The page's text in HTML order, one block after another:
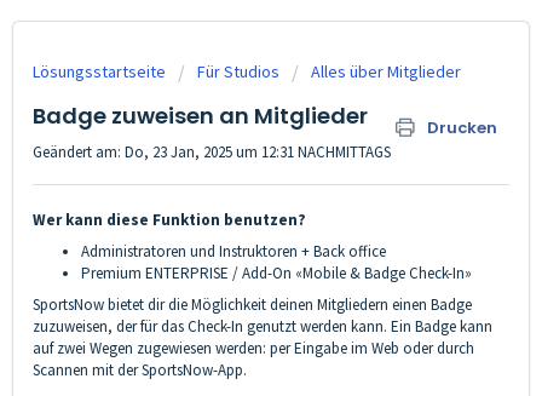
Lösungsstartseite Für Studios Alles über Mitglieder
Badge zuweisen an Mitglieder Drucken
Geändert am: Do, 23 Jan, 2025 um 12:31 NACHMITTAGS
Wer kann diese Funktion benutzen?
Administratoren und Instruktoren + Back office
Premium ENTERPRISE / Add-On «Mobile & Badge Check-In»
SportsNow bietet dir die Möglichkeit deinen Mitgliedern einen Badge
zuzuweisen, der für das Check-In genutzt werden kann. Ein Badge kann
auf zwei Wegen zugewiesen werden: per Eingabe im Web oder durch
Scannen mit der SportsNow-App.